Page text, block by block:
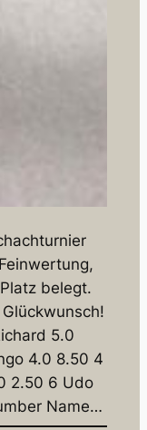
belegt.
5.0
4.0 8.50 4
2.50 6 Udo
Name…